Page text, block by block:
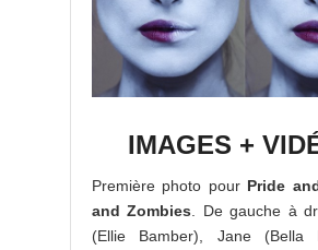
IMAGES +
Première photo pour Pride
and Zombies . De gauche à
(Ellie Bamber), Jane (Bella